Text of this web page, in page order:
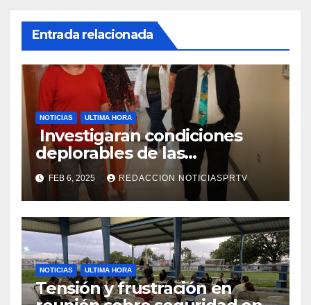
Entrada relacionada
NOTICIAS ULTIMA HORA
Investigaran condiciones
deplorables de las
facilidades el Departamento
de la Salud en Mayagüez
FEB 6, 2025 REDACCION NOTICIASPRTV
NOTICIAS ULTIMA HORA
Tensión y frustración en